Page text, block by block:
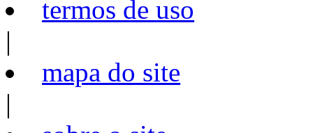
termos de uso
|
mapa do site
|